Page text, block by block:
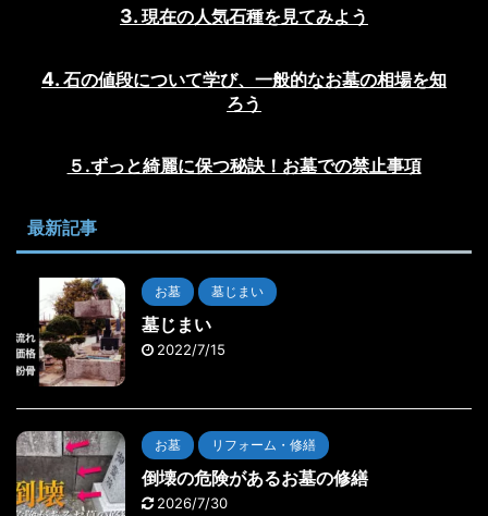
現在の人気石種を見てみよう
石の値段について学び、一般的なお墓の相場を知
ろう
５.ずっと綺麗に保つ秘訣！お墓での禁止事項
最新記事
お墓 墓じまい
墓じまい
2022/7/15
お墓 リフォーム・修繕
倒壊の危険があるお墓の修繕
2026/7/30